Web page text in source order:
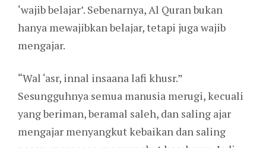
‘wajib belajar’. Sebenarnya, Al Quran bukan
hanya mewajibkan belajar, tetapi juga wajib
mengajar.
“Wal ‘asr, innal insaana lafi khusr.”
Sesungguhnya semua manusia merugi, kecuali
yang beriman, beramal saleh, dan saling ajar
mengajar menyangkut kebaikan dan saling